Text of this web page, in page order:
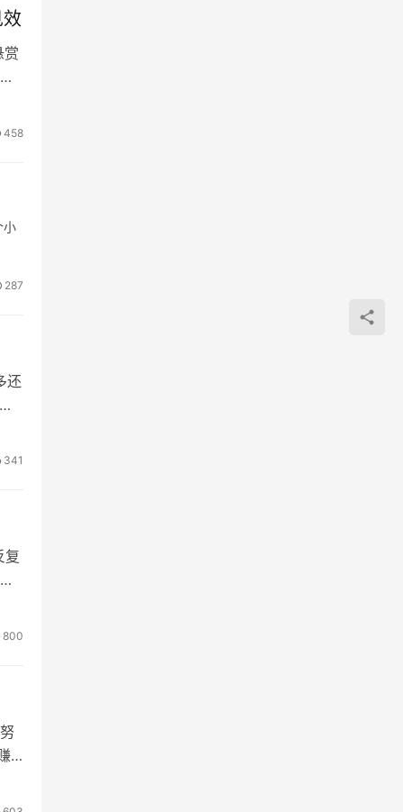
赏
458
小
287
还
341
复
800